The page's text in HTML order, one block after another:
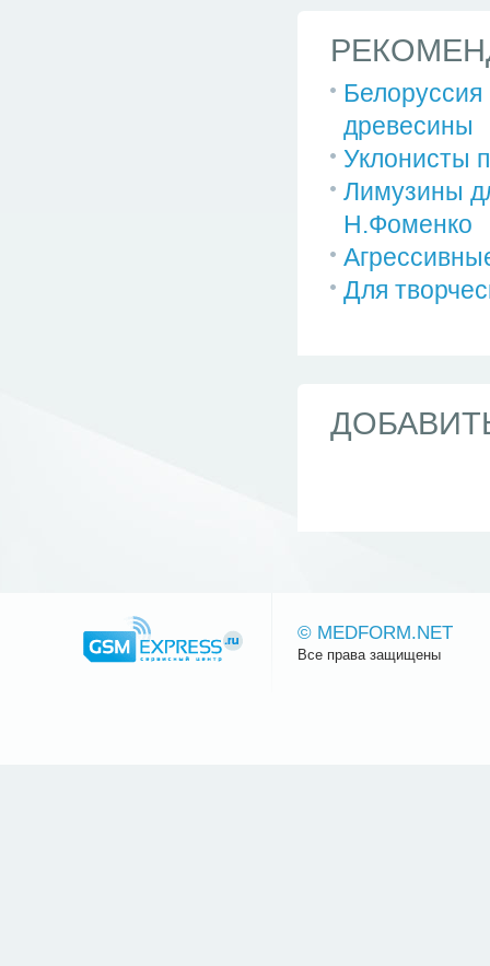
Белоруссия
древесины
Уклонисты
Лимузины
Н.Фоменко
Для
© MEDFORM.NET
Все права защищены